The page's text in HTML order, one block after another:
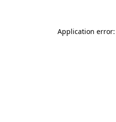
Application